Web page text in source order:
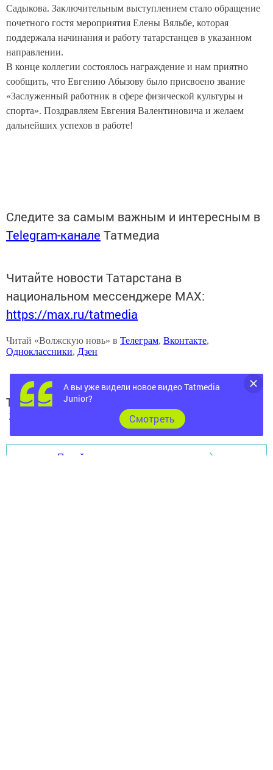
Садыкова. Заключительным выступлением стало обращение
почетного гостя мероприятия Елены Вяльбе, которая
поддержала начинания и работу татарстанцев в указанном
направлении.
В конце коллегии состоялось награждение и нам приятно
сообщить, что Евгению Абызову было присвоено звание
«Заслуженный работник в сфере физической культуры и
спорта». Поздравляем Евгения Валентиновича и желаем
дальнейших успехов в работе!
Следите за самым важным и интересным в
Telegram-канале Татмедиа
Читайте новости Татарстана в
национальном мессенджере MАХ:
https://max.ru/tatmedia
Читай «Волжскую новь» в Телеграм, Вконтакте,
Одноклассники, Дзен
Теги:
250
Перейти на страницу новости
А вы уже видели новое видео Tatmedia
Junior?
Cмотреть